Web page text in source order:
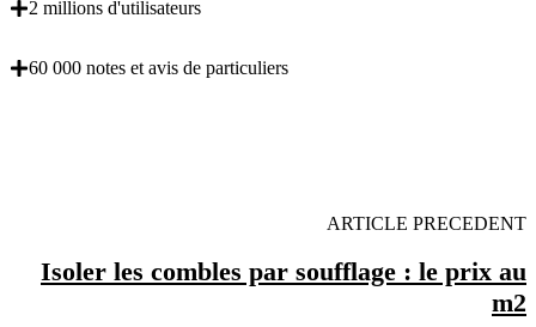
2 millions d'utilisateurs
60 000 notes et avis de particuliers
ARTICLE PRECEDENT
Isoler les combles par soufflage : le prix au
m2